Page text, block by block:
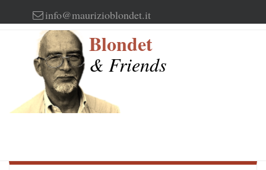
to
info@maurizioblondet.it
Blondet
& Friends